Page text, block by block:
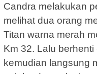
Candra melakukan
melihat dua orang
Titan warna merah
Km 32. Lalu
kemudian langsung